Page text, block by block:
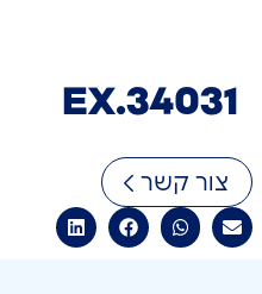
EX.34031
צור קשר